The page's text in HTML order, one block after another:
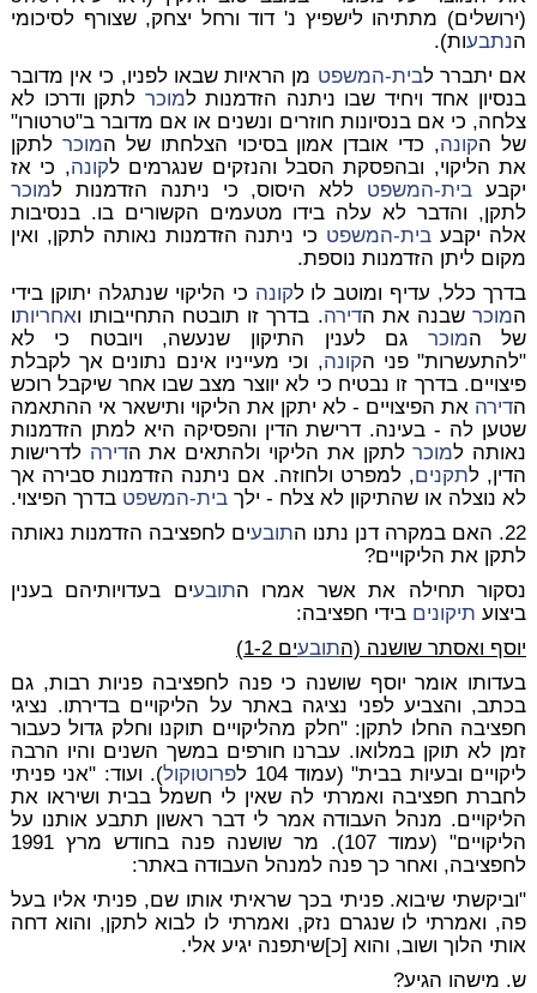
(ירושלים) מתתיהו לישפיץ נ' דוד ורחל יצחק, שצורף לסיכומי
הנתבעות).
אם יתברר לבית-המשפט מן הראיות שבאו לפניו, כי אין מדובר
בנסיון אחד ויחיד שבו ניתנה הזדמנות למוכר לתקן ודרכו לא
צלחה, כי אם בנסיונות חוזרים ונשנים או אם מדובר ב"טרטורו"
של הקונה, כדי אובדן אמון בסיכוי הצלחתו של המוכר לתקן
את הליקוי, ובהפסקת הסבל והנזקים שנגרמים לקונה, כי אז
יקבע בית-המשפט ללא היסוס, כי ניתנה הזדמנות למוכר
לתקן, והדבר לא עלה בידו מטעמים הקשורים בו. בנסיבות
אלה יקבע בית-המשפט כי ניתנה הזדמנות נאותה לתקן, ואין
מקום ליתן הזדמנות נוספת.
בדרך כלל, עדיף ומוטב לו לקונה כי הליקוי שנתגלה יתוקן בידי
המוכרשבנה את הדירה. בדרך זו תובטח התחייבותו ואחריותו
של המוכר גם לענין התיקון שנעשה, ויובטח כי לא
"להתעשרות" פני הקונה, וכי מעייניו אינם נתונים אך לקבלת
פיצויים. בדרך זו נבטיח כי לא יווצר מצב שבו אחר שיקבל רוכש
הדירה את הפיצויים - לא יתקן את הליקוי ותישאר אי ההתאמה
שטען לה - בעינה. דרישת הדין והפסיקה היא למתן הזדמנות
נאותה למוכרלתקן את הליקוי ולהתאים את הדירה לדרישות
הדין, לתקנים, למפרט ולחוזה. אם ניתנה הזדמנות סבירה אך
לא נוצלה או שהתיקון לא צלח - ילך בית-המשפט בדרך הפיצוי.
22. האם במקרה דנן נתנו ה
תובעים לחפציבה הזדמנות נאותה
לתקן את הליקויים?
נסקור תחילה את אשר אמרו התובעים בעדויותיהם בענין
ביצוע תיקונים בידי חפציבה:
יוסף ואסתר שושנה (התובעים 1-2)
בעדותו אומר יוסף שושנה כי פנה לחפציבה פניות רבות, גם
בכתב, והצביע לפני נציגה באתר על הליקויים בדירתו. נציגי
חפציבה החלו לתקן: "חלק מהליקויים תוקנו וחלק גדול כעבור
זמן לא תוקן במלואו. עברנו חורפים במשך השנים והיו הרבה
ליקויים ובעיות בבית" (עמוד 104 ל
פרוטוקול). ועוד: "אני פניתי
לחברת חפציבה ואמרתי לה שאין לי חשמל בבית ושיראו את
הליקויים. מנהל העבודה אמר לי דבר ראשון תתבע אותנו על
הליקויים" (עמוד 107). מר שושנה פנה בחודש מרץ 1991
לחפציבה, ואחר כך פנה למנהל העבודה באתר:
"וביקשתי שיבוא. פניתי בכך שראיתי אותו שם, פניתי אליו בעל
פה, ואמרתי לו שנגרם נזק, ואמרתי לו לבוא לתקן, והוא דחה
אותי הלוך ושוב, והוא [כ]שיתפנה יגיע אלי.
ש. מישהו הגיע?